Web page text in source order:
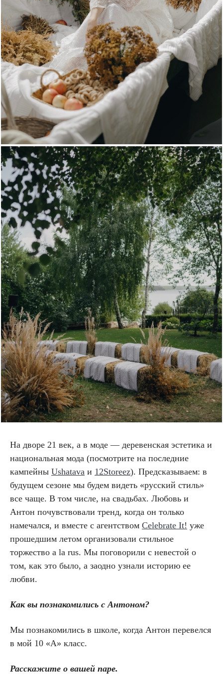
На дворе 21 век, а в моде — деревенская эстетика и
национальная мода (посмотрите на последние
кампейны Ushatava и 12Storeez). Предсказываем: в
будущем сезоне мы будем видеть «русский стиль»
все чаще. В том числе, на свадьбах. Любовь и
Антон почувствовали тренд, когда он только
намечался, и вместе с агентством Celebrate It! уже
прошедшим летом организовали стильное
торжество a la rus. Мы поговорили с невестой о
том, как это было, а заодно узнали историю ее
любви.
Как вы познакомились с Антоном?
Мы познакомились в школе, когда Антон перевелся
в мой 10 «А» класс.
Расскажите о вашей паре.